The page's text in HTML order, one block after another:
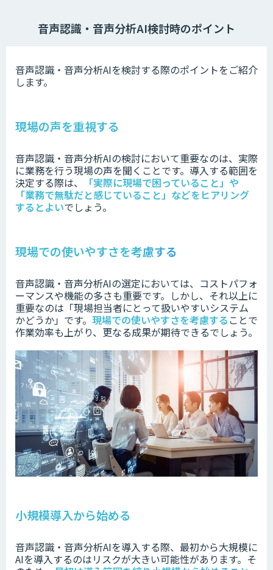
音声認識・音声分析AI検討時のポイント
音声認識・音声分析AIを検討する際のポイントをご紹介
します。
現場の声を重視する
音声認識・音声分析AIの検討において重要なのは、実際
に業務を行う現場の声を聞くことです。 導入する範囲を
決定する際は、
「実際に現場で困っていること」や
「業務で無駄だと感じていること」などをヒアリング
するとよいでしょう。
現場での使いやすさを考慮する
音声認識・音声分析AIの選定においては、コストパフォ
ーマンスや機能の多さも重要です。 しかし、それ以上に
重要なのは「現場担当者にとって扱いやすいシステム
かどうか」です。 現場での使いやすさを考慮する ことで
作業効率も上がり、更なる成果が期待できるでしょう。
小規模導入から始める
音声認識・音声分析AIを導入する際、 最初から大規模に
AIを導入するのはリスクが大きい可能性があります。そ